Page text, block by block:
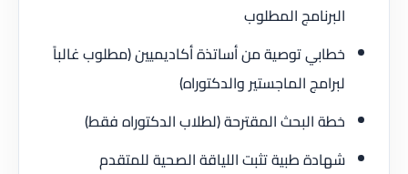
البرنامج المطلوب
خطابي توصية من أساتذة أكاديميين (مطلوب غالباً
لبرامج الماجستير والدكتوراه)
خطة البحث المقترحة (لطلاب الدكتوراه فقط)
شهادة طبية تثبت اللياقة الصحية للمتقدم